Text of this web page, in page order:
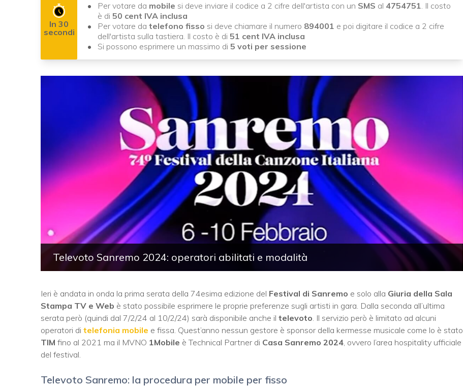
In 30
secondi
Per votare da mobile si deve inviare il codice a 2 cifre dell'artista con un SMS al 4754751. Il costo
è di 50 cent IVA inclusa
Per votare da telefono fisso si deve chiamare il numero 894001 e poi digitare il codice a 2 cifre
dell'artista sulla tastiera. Il costo è di 51 cent IVA inclusa
Si possono esprimere un massimo di 5 voti per sessione
Televoto Sanremo 2024: operatori abilitati e modalità
Ieri è andata in onda la prima serata della 74esima edizione del Festival di Sanremo e solo alla Giuria della Sala
Stampa TV e Web è stato possibile esprimere le proprie preferenze sugli artisti in gara. Dalla seconda all’ultima
serata però (quindi dal 7/2/24 al 10/2/24) sarà disponibile anche il televoto. Il servizio però è limitato ad alcuni
operatori di telefonia mobile e fissa. Quest’anno nessun gestore è sponsor della kermesse musicale come lo è stato
TIM fino al 2021 ma il MVNO 1Mobile è Technical Partner di Casa Sanremo 2024, ovvero l’area hospitality ufficiale
del festival.
Televoto Sanremo: la procedura per mobile per fisso